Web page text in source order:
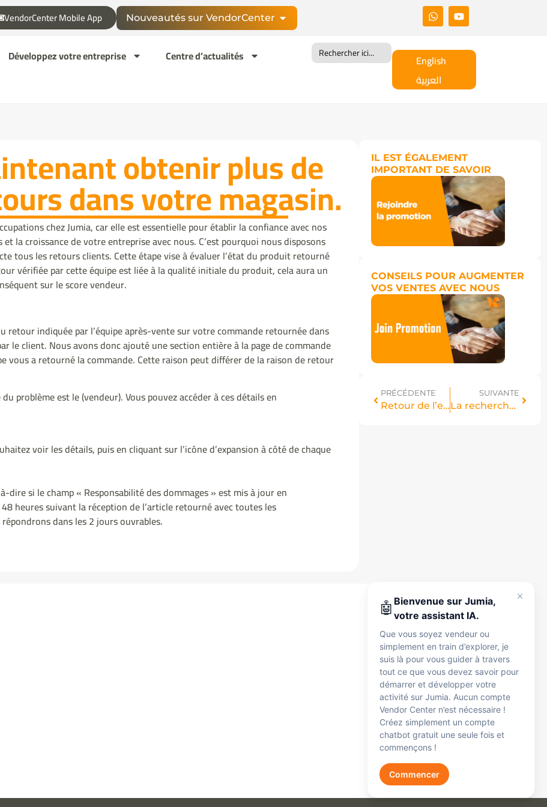
VendorCenter Mobile App Nouveautés sur VendorCenter
Développez votre entreprise
Centre d’actualités
Search
for:
English
العربية
obtenir plus de
dans votre magasin.
chez Jumia, car elle est essentielle pour établir la confiance avec nos
la croissance de votre entreprise avec nous. C’est pourquoi nous disposons
tous les retours clients. Cette étape vise à évaluer l’état du produit retourné
vérifiée par cette équipe est liée à la qualité initiale du produit, cela aura un
sur le score vendeur.
retour indiquée par l’équipe après-vente sur votre commande retournée dans
le client. Nous avons donc ajouté une section entière à la page de commande
vous a retourné la commande. Cette raison peut différer de la raison de retour
problème est le (vendeur). Vous pouvez accéder à ces détails en
voir les détails, puis en cliquant sur l’icône d’expansion à côté de chaque
dire si le champ « Responsabilité des dommages » est mis à jour en
heures suivant la réception de l’article retourné avec toutes les
dans les 2 jours ouvrables.
IL EST ÉGALEMENT
IMPORTANT DE SAVOIR
CONSEILS POUR AUGMENTER
VOS VENTES AVEC NOUS
PRÉCÉDENTE
Retour de l’entrepôt
SUIVANTE
La recherche par SKU Jumia est maintenant en ligne ! Trouvez vos produits plus rapidement.
🤖 Bienvenue sur Jumia,
votre assistant IA.
Que vous soyez vendeur ou
simplement en train d’explorer, je
suis là pour vous guider à travers
tout ce que vous devez savoir pour
démarrer et développer votre
activité sur Jumia. Aucun compte
Vendor Center n’est nécessaire !
Créez simplement un compte
chatbot gratuit une seule fois et
commençons !
Commencer
moment, que vous soyez vendeur ou
simplement en exploration. Parlez-moi en
vous aider avec :
Inscription
Inscription et configuration du compte
Commandes
Commandes et expédition
Paiements
Paiements, commissions et frais
Produits
Mise en ligne des produits
Réclamations
Réclamations et support
Get Started